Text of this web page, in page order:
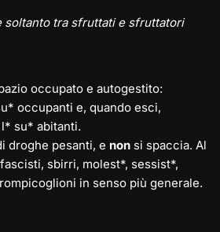
soltanto tra sfruttati e sfruttatori
occupato e autogestito:
occupanti e, quando esci,
su* abitanti.
droghe pesanti, e non si spaccia. Al
sbirri, molest*, sessist*,
in senso più generale.